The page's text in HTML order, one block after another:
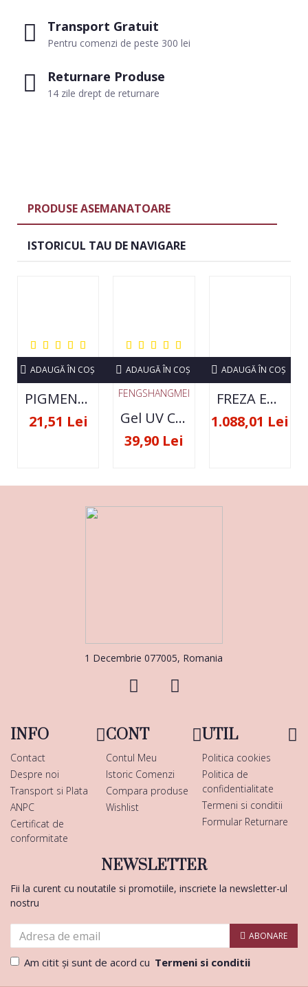
Transport Gratuit
Pentru comenzi de peste 300 lei
Returnare Produse
14 zile drept de returnare
PRODUSE ASEMANATOARE
ISTORICUL TAU DE NAVIGARE
PIGMENT NEON SET 12 CULORI
21,51 Lei
ADAUGĂ ÎN COŞ
FENGSHANGMEI
Gel UV Constructie FSM 50ML - 07
39,90 Lei
ADAUGĂ ÎN COŞ
FREZA ELECTRICA STRONG 210 35000 RPM- ORIGINALA
1.088,01 Lei
ADAUGĂ ÎN COŞ
1 Decembrie 077005, Romania
INFO
Contact
Despre noi
Transport si Plata
ANPC
Certificat de
conformitate
CONT
Contul Meu
Istoric Comenzi
Compara produse
Wishlist
UTIL
Politica cookies
Politica de
confidentialitate
Termeni si conditii
Formular Returnare
NEWSLETTER
Fii la curent cu noutatile si promotiile, inscriete la newsletter-ul
nostru
ABONARE
Am citit şi sunt de acord cu Termeni si conditii